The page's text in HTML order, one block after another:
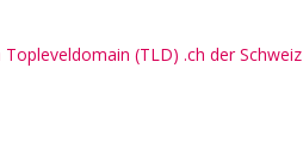
(TLD) .ch der Schweiz